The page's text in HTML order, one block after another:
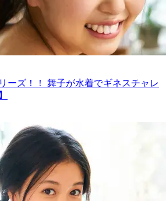
ーズ！！ 舞子が水着でギネスチャレ